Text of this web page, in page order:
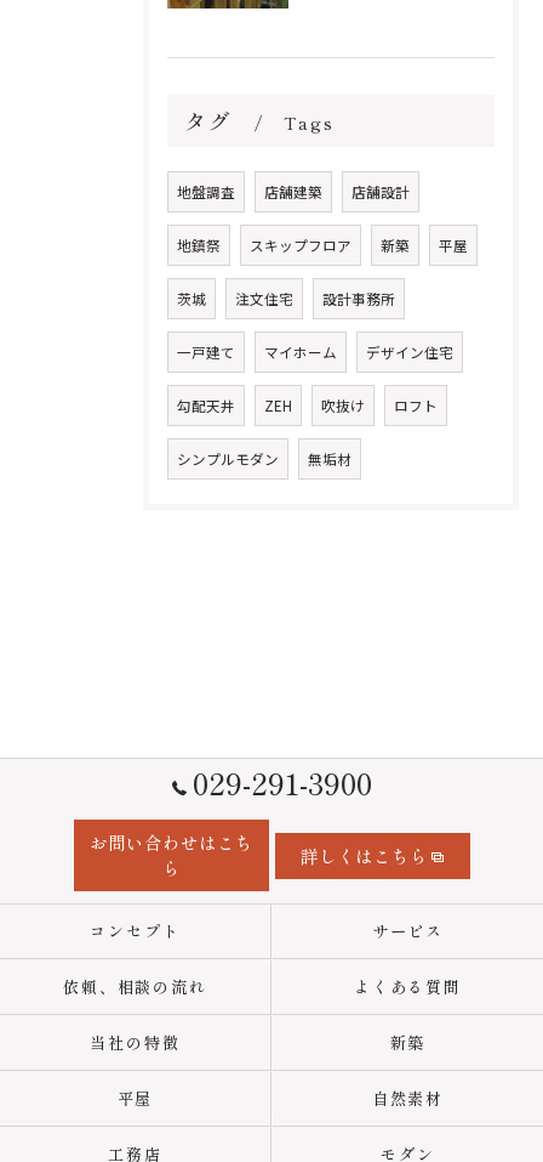
タグ Tags
地盤調査 店舗建築 店舗設計
地鎮祭 スキップフロア 新築 平屋
茨城 注文住宅 設計事務所
一戸建て マイホーム デザイン住宅
勾配天井 ZEH 吹抜け ロフト
シンプルモダン 無垢材
029-291-3900
お問い合わせはこち
ら
詳しくはこちら
コンセプト サービス
依頼、相談の流れ よくある質問
当社の特徴 新築
平屋 自然素材
工務店 モダン